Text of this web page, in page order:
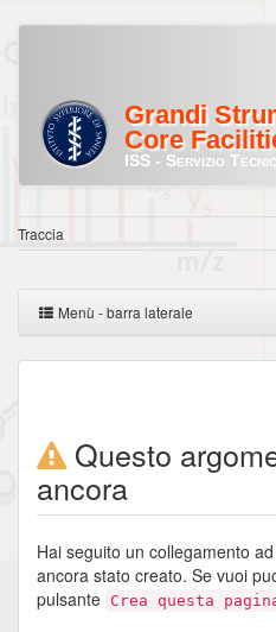
Grandi
Core
ISS - Servizio
Traccia
Menù - barra laterale
Questo
ancora
Hai seguito un collegamento
ancora stato creato. Se vuoi
pulsante Crea questa